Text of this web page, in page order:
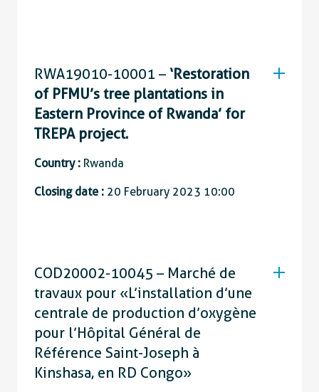
RWA19010-10001 – ‘Restoration
of PFMU’s tree plantations in
Eastern Province of Rwanda’ for
TREPA project.
Country : Rwanda
Closing date : 20 February 2023 10:00
COD20002-10045 – Marché de
travaux pour « L’installation d’une
centrale de production d’oxygène
pour l’Hôpital Général de
Référence Saint-Joseph à
Kinshasa, en RD Congo »